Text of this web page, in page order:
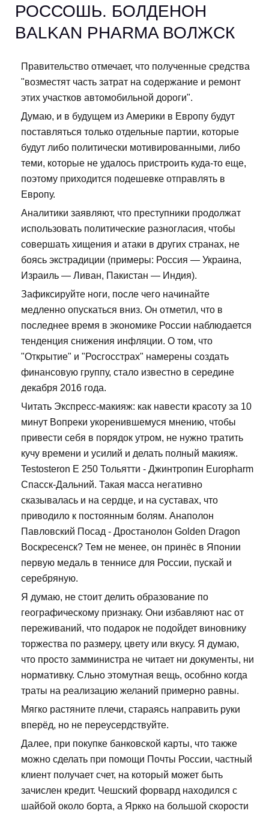
РОССОШЬ. БОЛДЕНОН
BALKAN PHARMA ВОЛЖСК
Правительство отмечает, что полученные средства
"возместят часть затрат на содержание и ремонт
этих участков автомобильной дороги".
Думаю, и в будущем из Америки в Европу будут
поставляться только отдельные партии, которые
будут либо политически мотивированными, либо
теми, которые не удалось пристроить куда-то еще,
поэтому приходится подешевке отправлять в
Европу.
Аналитики заявляют, что преступники продолжат
использовать политические разногласия, чтобы
совершать хищения и атаки в других странах, не
боясь экстрадиции (примеры: Россия — Украина,
Израиль — Ливан, Пакистан — Индия).
Зафиксируйте ноги, после чего начинайте
медленно опускаться вниз. Он отметил, что в
последнее время в экономике России наблюдается
тенденция снижения инфляции. О том, что
"Открытие" и "Росгосстрах" намерены создать
финансовую группу, стало известно в середине
декабря 2016 года.
Читать Экспресс-макияж: как навести красоту за 10
минут Вопреки укоренившемуся мнению, чтобы
привести себя в порядок утром, не нужно тратить
кучу времени и усилий и делать полный макияж.
Testosteron E 250 Тольятти - Джинтропин Europharm
Спасск-Дальний. Такая масса негативно
сказывалась и на сердце, и на суставах, что
приводило к постоянным болям. Анаполон
Павловский Посад - Дростанолон Golden Dragon
Воскресенск? Тем не менее, он принёс в Японии
первую медаль в теннисе для России, пускай и
серебряную.
Я думаю, не стоит делить образование по
географическому признаку. Они избавляют нас от
переживаний, что подарок не подойдет виновнику
торжества по размеру, цвету или вкусу. Я думаю,
что просто замминистра не читает ни документы, ни
нормативку. Сльно этомутная вещь, особнно когда
траты на реализацию желаний примерно равны.
Мягко растяните плечи, стараясь направить руки
вперёд, но не переусердствуйте.
Далее, при покупке банковской карты, что также
можно сделать при помощи Почты России, частный
клиент получает счет, на который может быть
зачислен кредит. Чешский форвард находился с
шайбой около борта, а Яркко на большой скорости